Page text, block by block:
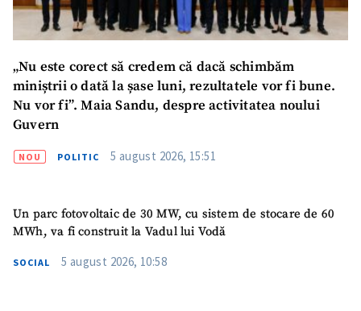
„Nu este corect să credem că dacă schimbăm
miniștrii o dată la șase luni, rezultatele vor fi bune.
Nu vor fi”. Maia Sandu, despre activitatea noului
Guvern
NOU POLITIC 5 august 2026, 15:51
Un parc fotovoltaic de 30 MW, cu sistem de stocare de 60
MWh, va fi construit la Vadul lui Vodă
SOCIAL 5 august 2026, 10:58
Mesajul știrei
+ Mesajul știrei
CONTACT SURSĂ
Sursă anonimă
Telefon
+ Telefon personal
Am citit și sunt de